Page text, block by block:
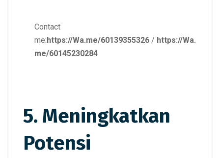
Contact
me: https://Wa.me/60139355326 / https://Wa.
me/60145230284
5. Meningkatkan
Potensi